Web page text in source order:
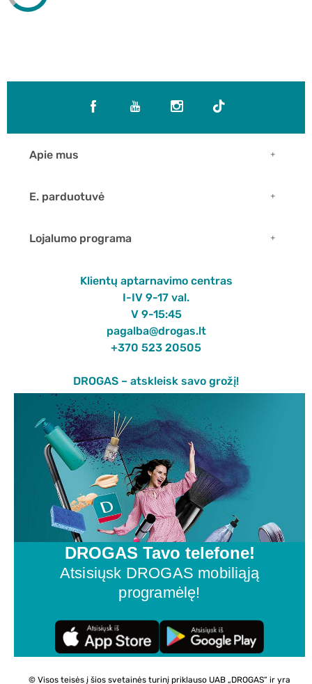
Apie mus
E. parduotuvė
Lojalumo programa
Klientų aptarnavimo centras
I-IV 9-17 val.
V 9-15:45
pagalba@drogas.lt
+370 523 20505
DROGAS – atskleisk savo grožį!
DROGAS Tavo telefone!
Atsisiųsk DROGAS mobiliąją
programėlę!
© Visos teisės į šios svetainės turinį priklauso UAB „DROGAS“ ir yra